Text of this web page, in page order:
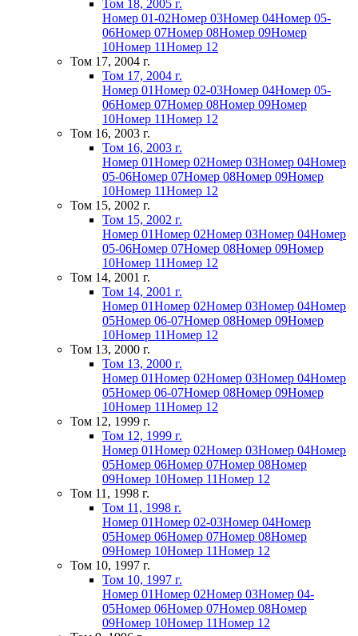
Том 18, 2005 г.
Номер 01-02Номер 03Номер 04Номер 05-
06Номер 07Номер 08Номер 09Номер
10Номер 11Номер 12
Том 17, 2004 г.
Том 17, 2004 г.
Номер 01Номер 02-03Номер 04Номер 05-
06Номер 07Номер 08Номер 09Номер
10Номер 11Номер 12
Том 16, 2003 г.
Том 16, 2003 г.
Номер 01Номер 02Номер 03Номер 04Номер
05-06Номер 07Номер 08Номер 09Номер
10Номер 11Номер 12
Том 15, 2002 г.
Том 15, 2002 г.
Номер 01Номер 02Номер 03Номер 04Номер
05-06Номер 07Номер 08Номер 09Номер
10Номер 11Номер 12
Том 14, 2001 г.
Том 14, 2001 г.
Номер 01Номер 02Номер 03Номер 04Номер
05Номер 06-07Номер 08Номер 09Номер
10Номер 11Номер 12
Том 13, 2000 г.
Том 13, 2000 г.
Номер 01Номер 02Номер 03Номер 04Номер
05Номер 06-07Номер 08Номер 09Номер
10Номер 11Номер 12
Том 12, 1999 г.
Том 12, 1999 г.
Номер 01Номер 02Номер 03Номер 04Номер
05Номер 06Номер 07Номер 08Номер
09Номер 10Номер 11Номер 12
Том 11, 1998 г.
Том 11, 1998 г.
Номер 01Номер 02-03Номер 04Номер
05Номер 06Номер 07Номер 08Номер
09Номер 10Номер 11Номер 12
Том 10, 1997 г.
Том 10, 1997 г.
Номер 01Номер 02Номер 03Номер 04-
05Номер 06Номер 07Номер 08Номер
09Номер 10Номер 11Номер 12